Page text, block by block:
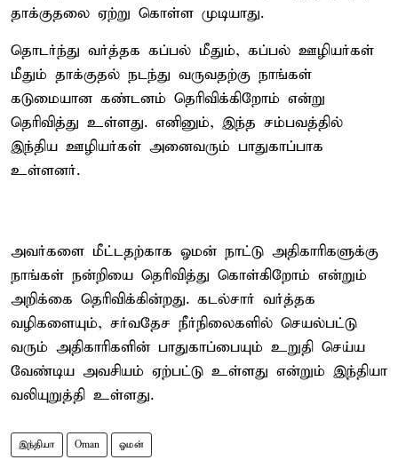
தாக்குதலை ஏற்று கொள்ள முடியாது.
தொடர்ந்து வர்த்தக கப்பல் மீதும், கப்பல் ஊழியர்கள்
மீதும் தாக்குதல் நடந்து வருவதற்கு நாங்கள்
கடுமையான கண்டனம் தெரிவிக்கிறோம் என்று
தெரிவித்து உள்ளது. எனினும், இந்த சம்பவத்தில்
இந்திய ஊழியர்கள் அனைவரும் பாதுகாப்பாக
உள்ளனர்.
அவர்களை மீட்டதற்காக ஓமன் நாட்டு அதிகாரிகளுக்கு
நாங்கள் நன்றியை தெரிவித்து கொள்கிறோம் என்றும்
அறிக்கை தெரிவிக்கின்றது. கடல்சார் வர்த்தக
வழிகளையும், சர்வதேச நீர்நிலைகளில் செயல்பட்டு
வரும் அதிகாரிகளின் பாதுகாப்பையும் உறுதி செய்ய
வேண்டிய அவசியம் ஏற்பட்டு உள்ளது என்றும் இந்தியா
வலியுறுத்தி உள்ளது.
இந்தியா Oman ஓமன்